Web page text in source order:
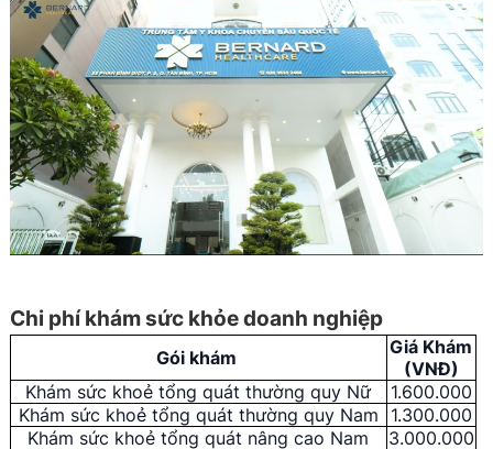
Chi phí khám sức khỏe doanh nghiệp
Gói khám
Giá Khám
(VNĐ)
Khám sức khoẻ tổng quát thường quy Nữ
1.600.000
Khám sức khoẻ tổng quát thường quy Nam
1.300.000
Khám sức khoẻ tổng quát nâng cao Nam
3.000.000